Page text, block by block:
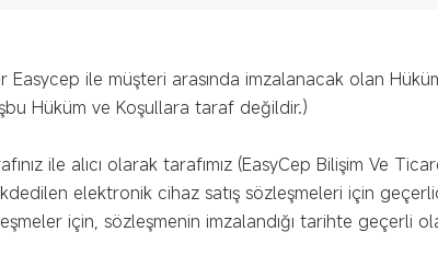
Easycep ile müşteri arasında imzalanacak olan
Hüküm ve Koşullara taraf değildir.)
ile alıcı olarak tarafımız (EasyCep Bilişim Ve
elektronik cihaz satış sözleşmeleri için
için, sözleşmenin imzalandığı tarihte geçerli